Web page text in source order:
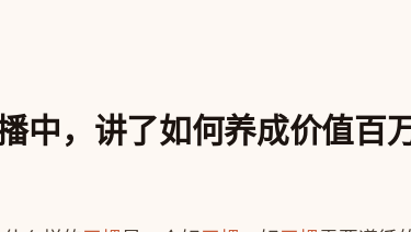
中，讲了如何养成价值百